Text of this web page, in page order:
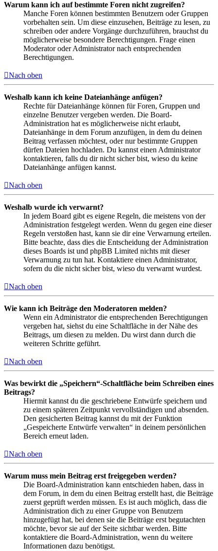
Warum kann ich auf bestimmte Foren nicht zugreifen?
Manche Foren können bestimmten Benutzern oder Gruppen
vorbehalten sein. Um diese einzusehen, Beiträge zu lesen, zu
schreiben oder andere Vorgänge durchzuführen, brauchst du
möglicherweise besondere Berechtigungen. Frage einen
Moderator oder Administrator nach entsprechenden
Berechtigungen.
Nach oben
Weshalb kann ich keine Dateianhänge anfügen?
Rechte für Dateianhänge können für Foren, Gruppen und
einzelne Benutzer vergeben werden. Die Board-
Administration hat es möglicherweise nicht erlaubt,
Dateianhänge in dem Forum anzufügen, in dem du deinen
Beitrag verfassen möchtest, oder nur bestimmte Gruppen
dürfen Dateien hochladen. Du kannst einen Administrator
kontaktieren, falls du dir nicht sicher bist, wieso du keine
Dateianhänge anfügen kannst.
Nach oben
Weshalb wurde ich verwarnt?
In jedem Board gibt es eigene Regeln, die meistens von der
Administration festgelegt werden. Wenn du gegen eine dieser
Regeln verstoßen hast, kann sie dir eine Verwarnung erteilen.
Bitte beachte, dass dies die Entscheidung der Administration
dieses Boards ist und phpBB Limited nichts mit dieser
Verwarnung zu tun hat. Kontaktiere einen Administrator,
sofern du die nicht sicher bist, wieso du verwarnt wurdest.
Nach oben
Wie kann ich Beiträge den Moderatoren melden?
Wenn ein Administrator die entsprechenden Berechtigungen
vergeben hat, siehst du eine Schaltfläche in der Nähe des
Beitrags, um diesen zu melden. Du wirst dann durch die
weiteren Schritte geführt.
Nach oben
Was bewirkt die „Speichern“-Schaltfläche beim Schreiben eines
Beitrags?
Hiermit kannst du die geschriebene Entwürfe speichern und
zu einem späteren Zeitpunkt vervollständigen und absenden.
Den gesicherten Beitrag kannst du mit der Funktion
„Gespeicherte Entwürfe verwalten“ in deinem persönlichen
Bereich erneut laden.
Nach oben
Warum muss mein Beitrag erst freigegeben werden?
Die Board-Administration kann entschieden haben, dass in
dem Forum, in dem du einen Beitrag erstellt hast, die Beiträge
zuerst geprüft werden müssen. Es ist auch möglich, dass die
Administration dich zu einer Gruppe von Benutzern
hinzugefügt hat, bei denen sie die Beiträge erst begutachten
möchte, bevor sie auf der Seite sichtbar werden. Bitte
kontaktiere die Board-Administration, wenn du weitere
Informationen dazu benötigst.